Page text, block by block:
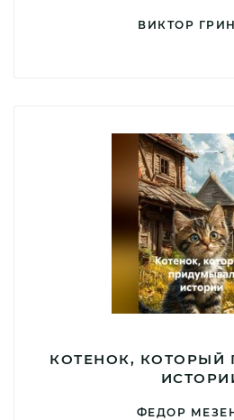
ВИКТОР
КОТЕНОК, КОТОРЫЙ
ФЕДОР